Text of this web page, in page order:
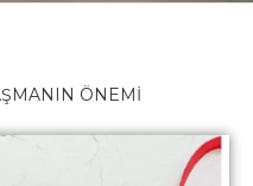
ÖNEMİ